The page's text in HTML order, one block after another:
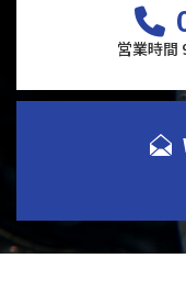
営業時間